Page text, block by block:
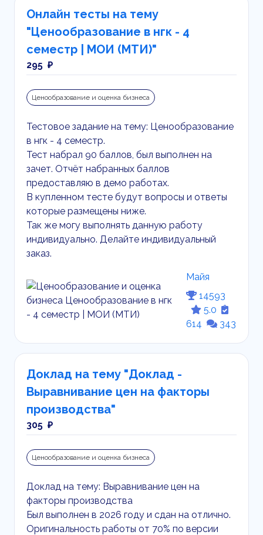
Онлайн тесты на тему
"Ценообразование в нгк - 4
семестр | МОИ (МТИ)"
295 ₽
Ценообразование и оценка бизнеса
Тестовое задание на тему: Ценообразование
в нгк - 4 семестр.
Тест набрал 90 баллов, был выполнен на
зачет. Отчёт набранных баллов
предоставляю в демо работах.
В купленном тесте будут вопросы и ответы
которые размещены ниже.
Так же могу выполнять данную работу
индивидуально. Делайте индивидуальный
заказ.
Майя
14593
5.0
614
343
Доклад на тему "Доклад -
Выравнивание цен на факторы
производства"
305 ₽
Ценообразование и оценка бизнеса
Доклад на тему: Выравнивание цен на
факторы производства
Был выполнен в 2026 году и сдан на отлично.
Оригинальность работы от 70% по версии